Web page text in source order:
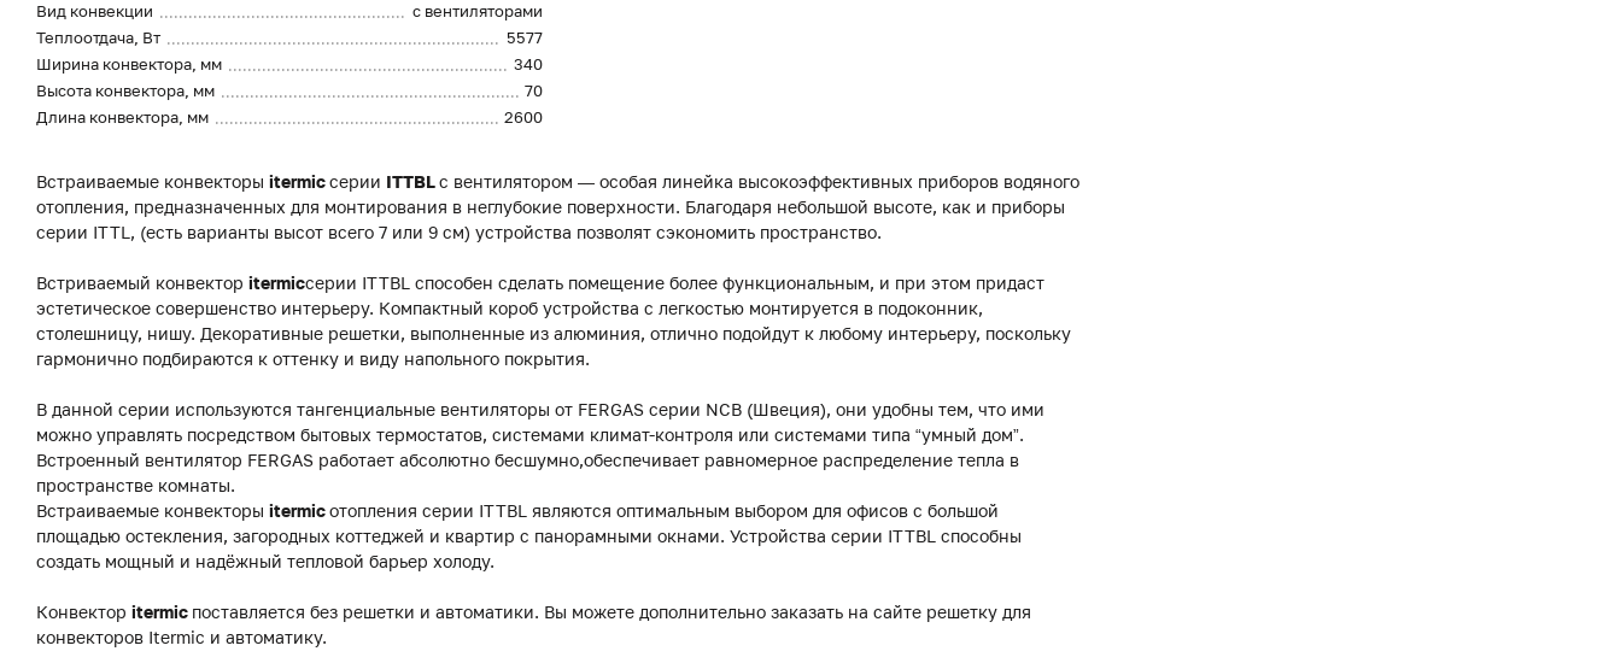
Вид конвекции
с вентиляторами
Теплоотдача, Вт
5577
Ширина конвектора, мм
340
Высота конвектора, мм
70
Длина конвектора, мм
2600
Встраиваемые конвекторы itermicсерии ITTBLс вентилятором — особая линейка высокоэффективных приборов водяного
отопления, предназначенных для монтирования в неглубокие поверхности. Благодаря небольшой высоте, как и приборы
серии ITTL, (есть варианты высот всего 7 или 9 см) устройства позволят сэкономить пространство.
Встриваемый конвектор itermicсерии ITTBL способен сделать помещение более функциональным, и при этом придаст
эстетическое совершенство интерьеру. Компактный короб устройства с легкостью монтируется в подоконник,
столешницу, нишу. Декоративные решетки, выполненные из алюминия, отлично подойдут к любому интерьеру, поскольку
гармонично подбираются к оттенку и виду напольного покрытия.
В данной серии используются тангенциальные вентиляторы от FERGAS серии NCB (Швеция), они удобны тем, что ими
можно управлять посредством бытовых термостатов, системами климат-контроля или системами типа “умный дом”.
Встроенный вентилятор FERGAS работает абсолютно бесшумно,обеспечивает равномерное распределение тепла в
пространстве комнаты.
Встраиваемые конвекторы itermicотопления серии ITTBL являются оптимальным выбором для офисов с большой
площадью остекления, загородных коттеджей и квартир с панорамными окнами. Устройства серии ITTBL способны
создать мощный и надёжный тепловой барьер холоду.
Конвектор itermic поставляется без решетки и автоматики. Вы можете дополнительно заказать на сайте решетку для
конвекторов Itermic и автоматику.